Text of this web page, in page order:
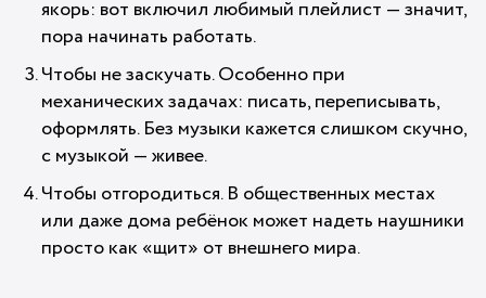
якорь: вот включил любимый плейлист — значит,
пора начинать работать.
Чтобы не заскучать. Особенно при
механических задачах: писать, переписывать,
оформлять. Без музыки кажется слишком скучно,
с музыкой — живее.
Чтобы отгородиться. В общественных местах
или даже дома ребёнок может надеть наушники
просто как «щит» от внешнего мира.